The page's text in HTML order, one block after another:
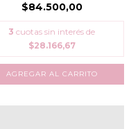
$84.500,00
3 cuotas sin interés de
$28.166,67